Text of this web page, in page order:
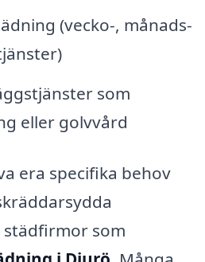
(vecko-, månads-
som
eller golvvård
era specifika behov
som